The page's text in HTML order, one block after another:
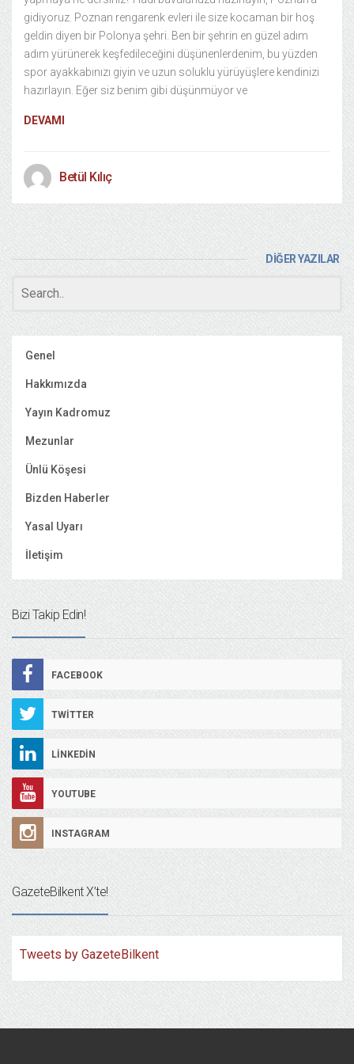
gidiyoruz. Poznan rengarenk evleri ile size kocaman bir hoş
geldin diyen bir Polonya şehri. Ben bir şehrin en güzel adım
adım yürünerek keşfedileceğini düşünenlerdenim, bu yüzden
spor ayakkabınızı giyin ve uzun soluklu yürüyüşlere kendinizi
hazırlayın. Eğer siz benim gibi düşünmüyor ve
DEVAMI
Betül Kılıç
DİĞER YAZILAR
Genel
Hakkımızda
Yayın Kadromuz
Mezunlar
Ünlü Köşesi
Bizden Haberler
Yasal Uyarı
İletişim
Bizi Takip Edin!
FACEBOOK
TWITTER
LINKEDIN
YOUTUBE
INSTAGRAM
GazeteBilkent X’te!
Tweets by GazeteBilkent